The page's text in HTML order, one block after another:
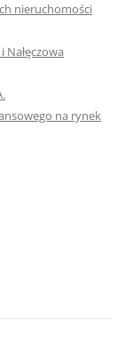
nieruchomości
na rynek